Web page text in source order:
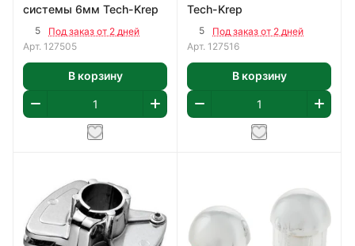
системы 6мм Tech-Krep
5
Под заказ от 2 дней
Арт. 127505
В корзину
Tech-Krep
5
Под заказ от 2 дней
Арт. 127516
В корзину